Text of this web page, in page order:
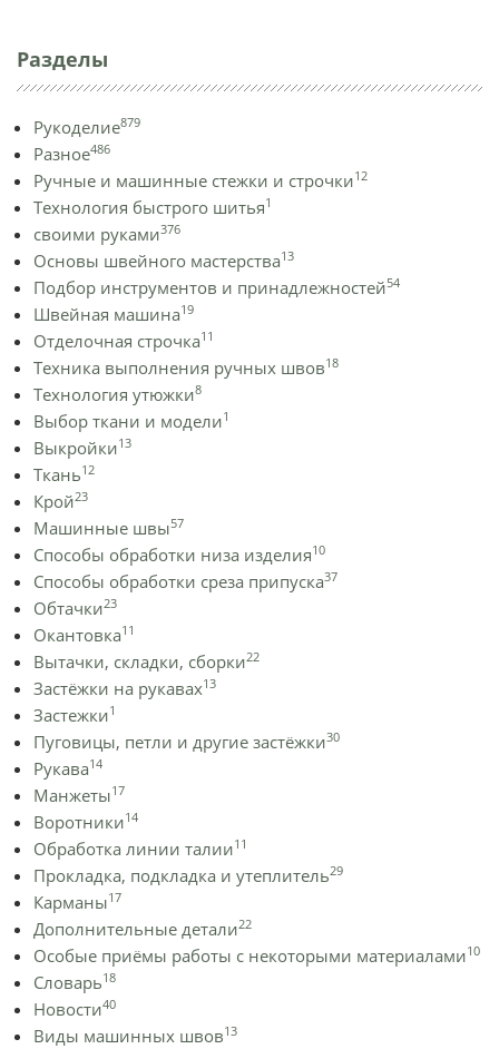
Разделы
Рукоделие879
Разное486
Ручные и машинные стежки и строчки12
Технология быстрого шитья1
своими руками376
Основы швейного мастерства13
Подбор инструментов и принадлежностей54
Швейная машина19
Отделочная строчка11
Техника выполнения ручных швов18
Технология утюжки8
Выбор ткани и модели1
Выкройки13
Ткань12
Крой23
Машинные швы57
Способы обработки низа изделия10
Способы обработки среза припуска37
Обтачки23
Окантовка11
Вытачки, складки, сборки22
Застёжки на рукавах13
Застежки1
Пуговицы, петли и другие застёжки30
Рукава14
Манжеты17
Воротники14
Обработка линии талии11
Прокладка, подкладка и утеплитель29
Карманы17
Дополнительные детали22
Особые приёмы работы с некоторыми материалами10
Словарь18
Новости40
Виды машинных швов13